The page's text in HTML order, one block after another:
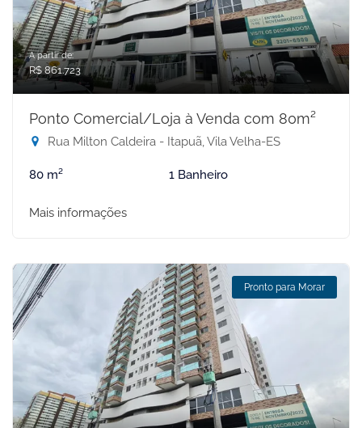
A partir de:
R$ 861.723
Ponto Comercial/Loja à Venda com 80m²
Rua Milton Caldeira - Itapuã, Vila Velha-ES
80 m² 1 Banheiro
Mais informações
Pronto para Morar